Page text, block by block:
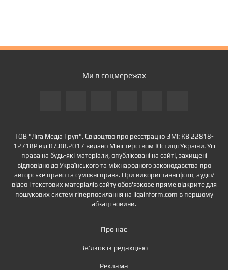
ТОВ "Ліга Медіа Груп". Свідоцтво про реєстрацію ЗМІ: КВ 22818-
12718Р від 07.08.2017 видано Міністерством Юстиції України. Усі
права на будь-які матеріали, опубліковані на сайті, захищені
відповідно до Українського та міжнародного законодавства про
авторське право та суміжні права. При використанні фото, аудіо/
відео і текстових матеріалів сайту обов'язкове пряме відкрите для
пошукових систем гіперпосилання на ligainform.com в першому
абзаці новини.
Про нас
Зв’язок із редакцією
Реклама
Ми в соцмережах